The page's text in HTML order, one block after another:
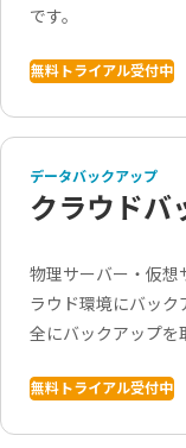
です。
無料トライアル受付中
データバックアップ
クラウドバ
物理サーバー・仮想
ラウド環境にバック
全にバックアップを
無料トライアル受付中